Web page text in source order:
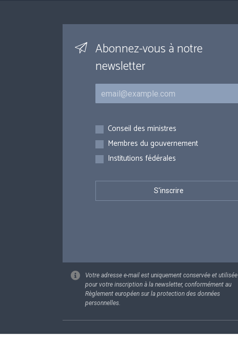
Abonnez-vous à notre
newsletter
Courriel
Inscriptions
Conseil des ministres
Membres du gouvernement
Institutions fédérales
Votre adresse e-mail est uniquement conservée et utilisée
pour votre inscription à la newsletter, conformément au
Règlement européen sur la protection des données
personnelles.